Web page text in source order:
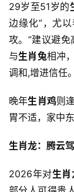
29岁至51岁的
边缘化”，尤
攻。”建议避免
与生肖兔相冲
调和,增进信任。
晚年生肖鸡则
胃不适，家中
生肖龙：腾云
2026年对生肖